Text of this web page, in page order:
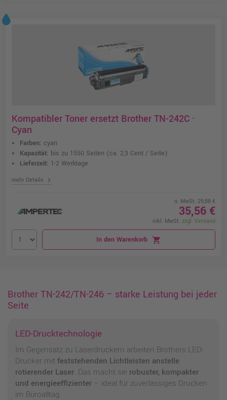
Kompatibler Toner ersetzt Brother TN-242C ·
Cyan
Farben: cyan
Kapazität: bis zu 1550 Seiten (ca. 2,3 Cent / Seite)
Lieferzeit: 1-2 Werktage
mehr Details chevron_right
o. MwSt. 29,88 €
35,56 €
inkl. MwSt. zzgl. Versand
In den Warenkorb shopping_cart
Brother TN-242/TN-246 – starke Leistung bei jeder
Seite
LED-Drucktechnologie
Im Gegensatz zu Laserdruckern arbeiten Brothers LED-
Drucker mit feststehenden Lichtleisten anstelle
rotierender Laser. Das macht sie robuster, kompakter
und energieeffizienter– ideal für zuverlässiges Drucken
im Büroalltag.